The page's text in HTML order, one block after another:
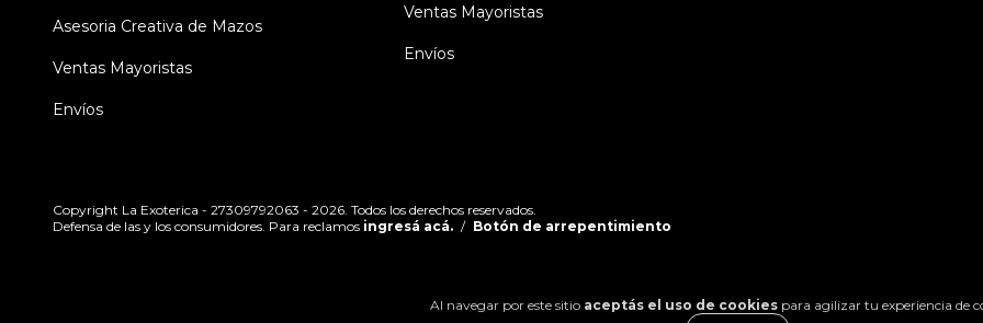
Al navegar por este sitio aceptás el uso de cookies para agilizar tu experiencia de
Asesoria Creativa de Mazos
Ventas Mayoristas
Envíos
Ventas Mayoristas
Envíos
Copyright La Exoterica - 27309792063 - 2026. Todos los derechos reservados.
Defensa de las y los consumidores. Para reclamos ingresá acá. / Botón de arrepentimiento